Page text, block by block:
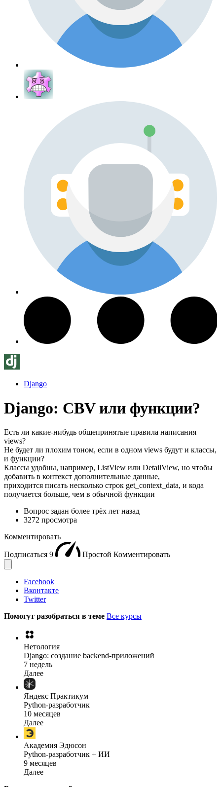
Django
Django: CBV или функции?
Есть ли какие-нибудь общепринятые правила написания
views?
Не будет ли плохим тоном, если в одном views будут и классы,
и функции?
Классы удобны, например, ListView или DetailView, но чтобы
добавить в контекст дополнительные данные,
приходится писать несколько строк get_context_data, и кода
получается больше, чем в обычной функции
Вопрос задан более трёх лет назад
3272 просмотра
Комментировать
Подписаться 9 Простой Комментировать
Facebook
Вконтакте
Twitter
Помогут разобраться в теме Все курсы
Нетология
Django: создание backend-приложений
7 недель
Далее
Яндекс Практикум
Python-разработчик
10 месяцев
Далее
Академия Эдюсон
Python-разработчик + ИИ
9 месяцев
Далее